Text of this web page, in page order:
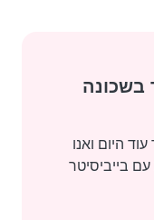
בשכונה
היום ואנו
בייביסיטר